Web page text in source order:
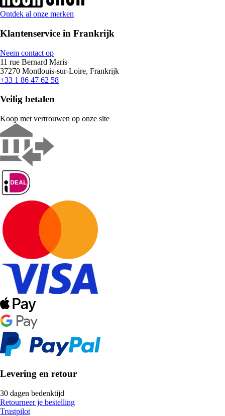
Ontdek al onze merken
Klantenservice in Frankrijk
Neem contact op
11 rue Bernard Maris
37270 Montlouis-sur-Loire, Frankrijk
+33 1 86 47 62 58
Veilig betalen
Koop met vertrouwen op onze site
Levering en retour
30 dagen bedenktijd
Retourneer je bestelling
Trustpilot